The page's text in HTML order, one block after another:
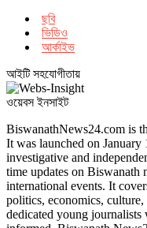
ছবি
ভিডিও
আর্কাইভ
আইটি সহযোগীতায়
ওয়েবস ইনসাইট
BiswanathNews24.com is
It was launched on January
investigative and
time updates on Biswanath
international events. It
politics, economics,
dedicated young journalists